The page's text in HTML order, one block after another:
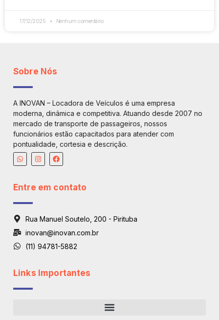
17/12/2025 Nenhum comentário
Sobre Nós
A INOVAN – Locadora de Veículos é uma empresa
moderna, dinâmica e competitiva. Atuando desde 2007 no
mercado de transporte de passageiros, nossos
funcionários estão capacitados para atender com
pontualidade, cortesia e descrição.
Entre em contato
Rua Manuel Soutelo, 200 - Pirituba
inovan@inovan.com.br
(11) 94781-5882
Links Importantes